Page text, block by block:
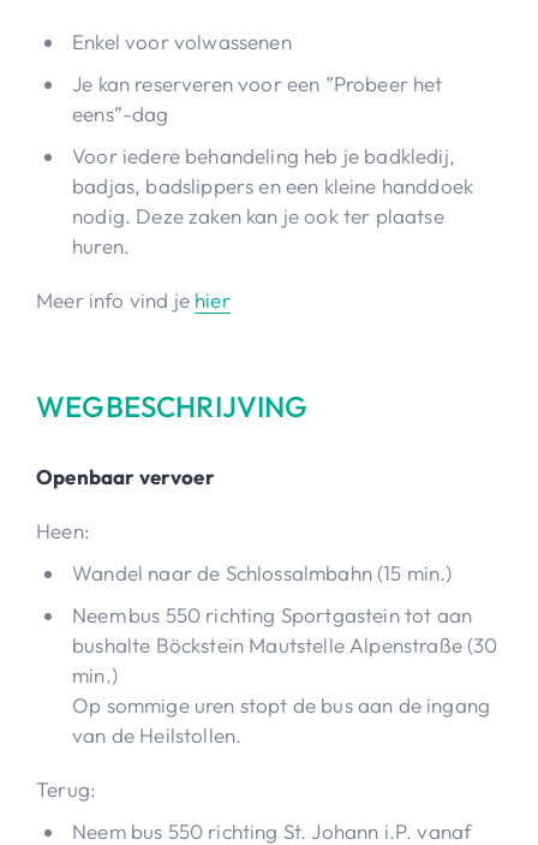
Enkel voor volwassenen
Je kan reserveren voor een ”Probeer het
eens”-dag
Voor iedere behandeling heb je badkledij,
badjas, badslippers en een kleine handdoek
nodig. Deze zaken kan je ook ter plaatse
huren.
Meer info vind je hier
WEGBESCHRIJVING
Openbaar vervoer
Heen:
Wandel naar de Schlossalmbahn (15 min.)
Neem bus 550 richting Sportgastein tot aan
bushalte Böckstein Mautstelle Alpenstraße (30
min.)
Op sommige uren stopt de bus aan de ingang
van de Heilstollen.
Terug:
Neem bus 550 richting St. Johann i.P. vanaf